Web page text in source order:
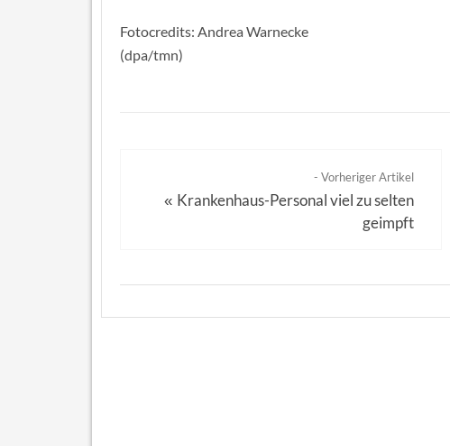
Fotocredits: Andrea Warnecke
(dpa/tmn)
- Vorheriger Artikel
« Krankenhaus-Personal viel zu selten
geimpft